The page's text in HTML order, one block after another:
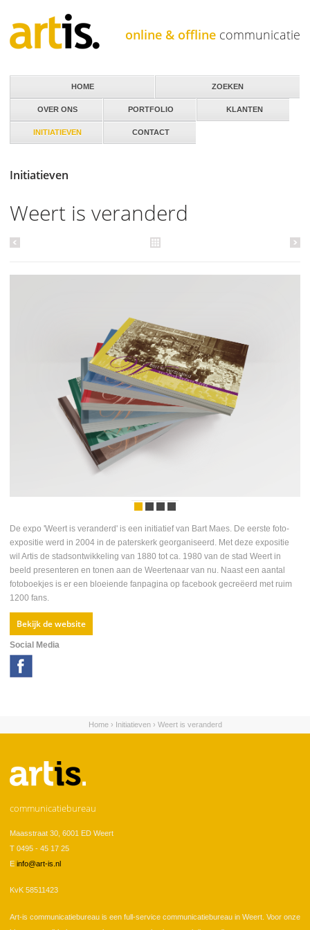
online & offline communicatie
Initiatieven
Weert is veranderd
De expo 'Weert is veranderd' is een initiatief van Bart Maes. De eerste foto-
expositie werd in 2004 in de paterskerk georganiseerd. Met deze expositie
wil Artis de stadsontwikkeling van 1880 tot ca. 1980 van de stad Weert in
beeld presenteren en tonen aan de Weertenaar van nu. Naast een aantal
fotoboekjes is er een bloeiende fanpagina op facebook gecreëerd met ruim
1200 fans.
Bekijk de website
Social Media
HOME
OVER ONS PORTFOLIO KLANTEN
INITIATIEVEN CONTACT
ZOEKEN
U bent hier
Home› Initiatieven› Weert is veranderd
communicatiebureau
Maasstraat 30, 6001 ED Weert
T 0495 - 45 17 25
E info@art-is.nl
KvK 58511423
Art-is communicatiebureau is een full-service communicatiebureau in Weert. Voor onze